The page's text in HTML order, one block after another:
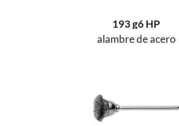
193 g6 HP
alambre de acero